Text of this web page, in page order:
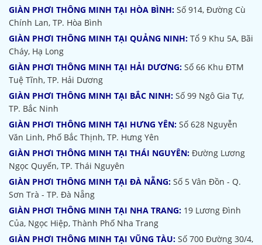
GIÀN PHƠI THÔNG MINH TẠI HÒA BÌNH: Số 914, Đường Cù
Chính Lan, TP. Hòa Bình
GIÀN PHƠI THÔNG MINH TẠI QUẢNG NINH: Tổ 9 Khu 5A, Bãi
Cháy, Hạ Long
GIÀN PHƠI THÔNG MINH TẠI HẢI DƯƠNG: Số 66 Khu ĐTM
Tuệ Tĩnh, TP. Hải Dương
GIÀN PHƠI THÔNG MINH TẠI BẮC NINH: Số 99 Ngô Gia Tự,
TP. Bắc Ninh
GIÀN PHƠI THÔNG MINH TẠI HƯNG YÊN: Số 628 Nguyễn
Văn Linh, Phố Bắc Thịnh, TP. Hưng Yên
GIÀN PHƠI THÔNG MINH TẠI THÁI NGUYÊN: Đường Lương
Ngọc Quyến, TP. Thái Nguyên
GIÀN PHƠI THÔNG MINH TẠI ĐÀ NẴNG: Số 5 Vân Đồn - Q.
Sơn Trà - TP. Đà Nẵng
GIÀN PHƠI THÔNG MINH TẠI NHA TRANG: 19 Lương Đình
Của, Ngọc Hiệp, Thành Phố Nha Trang
GIÀN PHƠI THÔNG MINH TẠI VŨNG TÀU: Số 700 Đường 30/4,